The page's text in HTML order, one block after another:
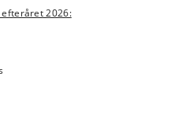
efteråret 2026:
m.fl. Klinisk neuropsykologi
i den kliniske neuropsykologi.
og emotionelle
og hjernesygdomme.